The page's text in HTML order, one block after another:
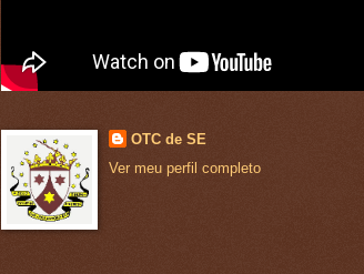
OTC de SE
Ver meu perfil completo